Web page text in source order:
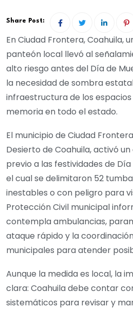
Share Post:
En Ciudad Frontera, Coahuila,
panteón local llevó al
alto riesgo antes del Día de
la necesidad de sombra
infraestructura de los
memoria en todo el estado.
El municipio de Ciudad
Desierto de Coahuila, activó
previo a las festividades de
el cual se delimitaron 52
inestables o con peligro para
Protección Civil municipal
contempla ambulancias,
ataque rápido y la
municipales para atender
Aunque la medida es local, la
clara: Coahuila debe contar
sistemáticos para revisar y